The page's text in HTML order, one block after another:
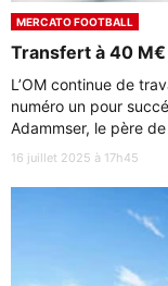
MERCATO FOOTBALL
Transfert à 40 M€
L’OM continue de
numéro un pour
Adammser, le père
16 juillet 2025 à 17h45